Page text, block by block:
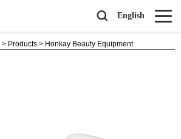
English
> Products > Honkay Beauty Equipment